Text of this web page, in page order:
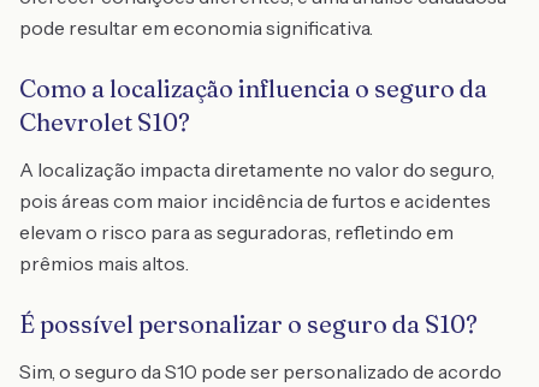
pode resultar em economia significativa.
Como a localização influencia o seguro da
Chevrolet S10?
A localização impacta diretamente no valor do seguro,
pois áreas com maior incidência de furtos e acidentes
elevam o risco para as seguradoras, refletindo em
prêmios mais altos.
É possível personalizar o seguro da S10?
Sim, o seguro da S10 pode ser personalizado de acordo